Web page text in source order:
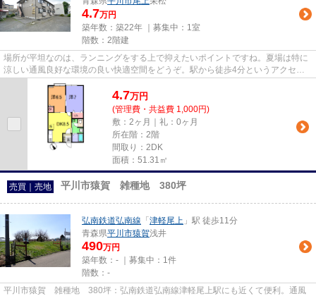
4.7万円
築年数：築22年 ｜募集中： 1室
階数：2階建
場所が平坦なのは、ランニングをする上で抑えたいポイントですね。夏場は特に
涼しい通風良好な環境の良い快適空間をどうぞ。駅から徒歩4分というアクセス
良好な駅近物件はいかがですか...
4.7万円
(管理費・共益費 1,000円)
敷：2ヶ月｜礼：0ヶ月
所在階：2階
間取り：2DK
面積：51.31㎡
売買｜売地 平川市猿賀 雑種地 380坪
弘南鉄道弘南線 「 津軽尾上 」駅 徒歩11分
青森県平川市猿賀浅井
490万円
築年数：- ｜募集中： 1件
階数：-
平川市猿賀 雑種地 380坪：弘南鉄道弘南線津軽尾上駅にも近くて便利。通風